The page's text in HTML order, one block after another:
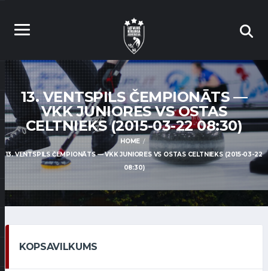
13. VENTSPILS ČEMPIONĀTS —
VKK JUNIORES VS OSTAS
CELTNIEKS (2015-03-22 08:30)
HOME
13. VENTSPILS ČEMPIONĀTS — VKK JUNIORES VS OSTAS CELTNIEKS (2015-03-22
08:30)
KOPSAVILKUMS